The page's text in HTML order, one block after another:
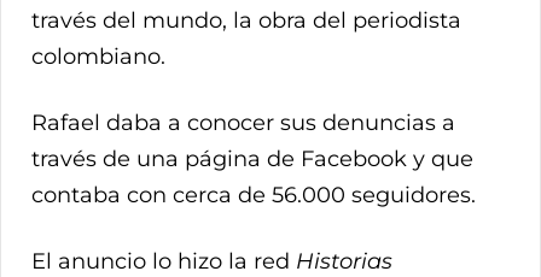
través del mundo, la obra del periodista
colombiano.
Rafael daba a conocer sus denuncias a
través de una página de Facebook y que
contaba con cerca de 56.000 seguidores.
El anuncio lo hizo la red Historias